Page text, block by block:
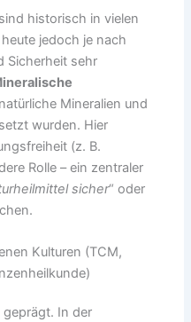
sind historisch in vielen
jedoch je nach
Sicherheit sehr
Mineralien und
wurden. Hier
(z. B.
Rolle – ein zentraler
sicher“ oder
Kulturen (TCM,
geprägt. In der